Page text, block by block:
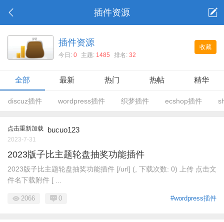
插件资源
收藏
插件资源
今日:0 主题: 1485 排名:32
全部 最新 热门 热帖 精华
discuz插件 wordpress插件 织梦插件 ecshop插件
点击重新加载 bucuo123
2023-7-31
2023版子比主题轮盘抽奖功能插件
2023版子比主题轮盘抽奖功能插件 [/url] (, 下载次数: 0) 上传 点击文
件名下载附件 [ ...
#wordpress插件
2066 0